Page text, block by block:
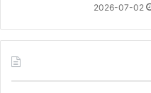
2026-07-02